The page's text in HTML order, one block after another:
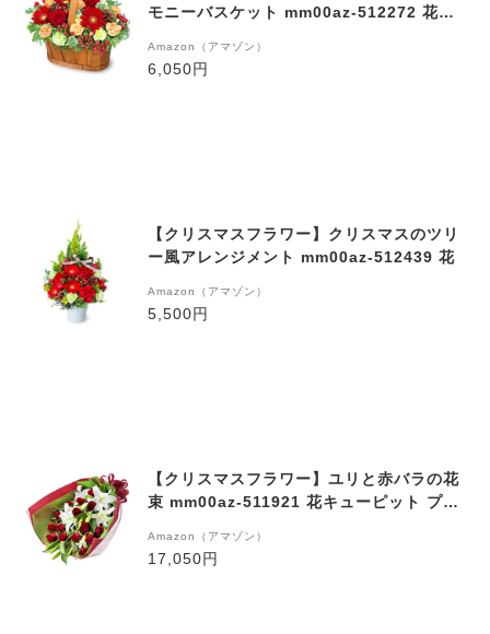
モニーバスケット mm00az-512272 花キ
日 感謝 記念日 Xmas
Amazon（アマゾン）
6,050円
【クリスマスフラワー】クリスマスのツリ
ー風アレンジメント mm00az-512439 花
生日 感謝 記念日 Xmas
Amazon（アマゾン）
5,500円
【クリスマスフラワー】ユリと赤バラの花
束 mm00az-511921 花キューピット プレ
Amazon（アマゾン）
17,050円